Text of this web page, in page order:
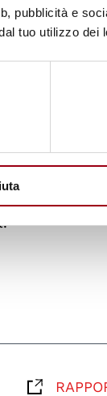
pubblicità e
tuo utilizzo dei
a livello
e
diritti umani
di
persone
sia